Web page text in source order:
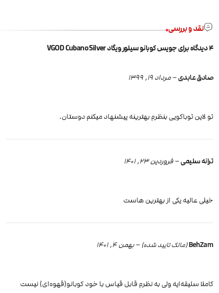
نقد و بررسی
4 دیدگاه برای جویس کوبانو سیلور ویگاد VGOD Cubano Silver
صادق عابدی–مرداد 19, 1399
تو لاین توباکویی بنظرم بهترینه پیشنهاد میکنم دوستان.
ترانه سلیمی– فروردین 23, 1401
خیلی عالیه یکی از بهترین هاست
BehZam (مالک تایید شده) – بهمن 4, 1401
کاملا سلیقه‌ایه ولی به نظرم قابل قیاس با خود کوبانو(قهوه‌ای) نیست